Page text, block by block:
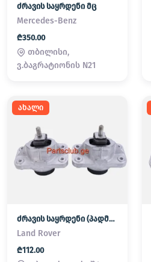
ძრავის საყრდენი მც
Mercedes-Benz
₾350.00
თბილისი,
ვ.ბაგრატიონის N21
ახალი
ძრავის საყრდენი (პადმატორნი)
Land Rover
₾112.00